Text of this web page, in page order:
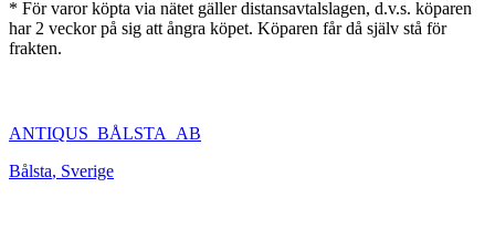
* För varor köpta via nätet gäller distansavtalslagen, d.v.s. köparen
har 2 veckor på sig att ångra köpet. Köparen får då själv stå för
frakten.
ANTIQUS_BÅLSTA_AB
Bålsta, Sverige